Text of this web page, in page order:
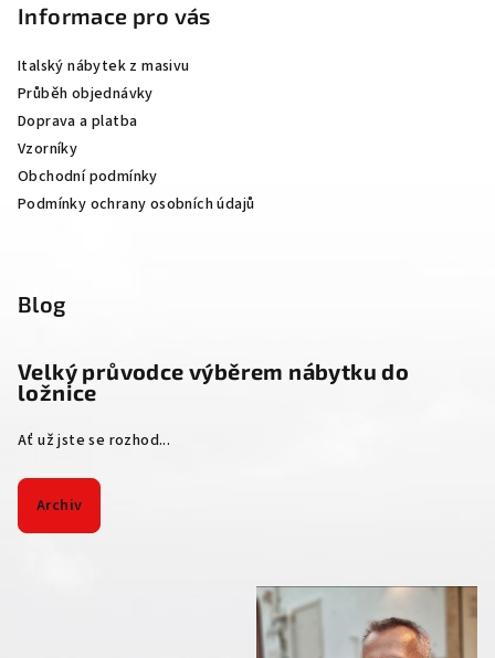
Informace pro vás
Italský nábytek z masivu
Průběh objednávky
Doprava a platba
Vzorníky
Obchodní podmínky
Podmínky ochrany osobních údajů
Blog
Velký průvodce výběrem nábytku do
ložnice
Ať už jste se rozhod...
Archiv